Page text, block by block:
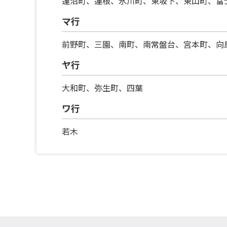
マ行
前野町、三園、南町、南常盤台、宮本町、向
ヤ行
大和町、弥生町、四葉
ワ行
若木